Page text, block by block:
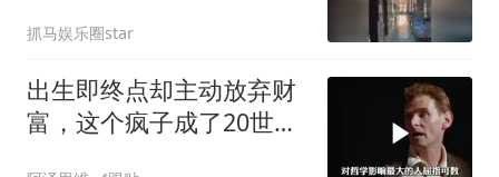
抓马娱乐圈star
出生即终点却主动放弃财
富，这个疯子成了20世纪